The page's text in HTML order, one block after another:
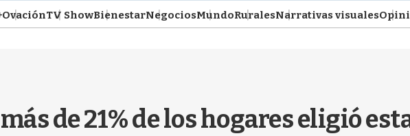
OvaciónTV ShowBienestarNegociosMundoRuralesNarrativas visuales
de 21% de los hogares eligió